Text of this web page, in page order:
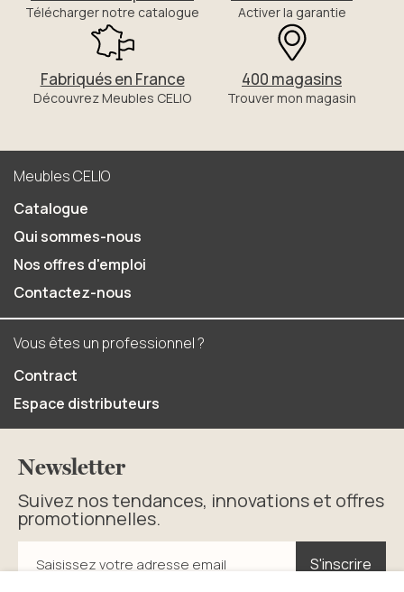
Télécharger notre catalogue Activer la garantie
Fabriqués en France
Découvrez Meubles CELIO
400 magasins
Trouver mon magasin
Meubles CELIO
Catalogue
Qui sommes-nous
Nos offres d'emploi
Contactez-nous
Vous êtes un professionnel ?
Contract
Espace distributeurs
Newsletter
Suivez nos tendances, innovations et offres
promotionnelles.
Saisissez votre adresse email S'inscrire
S'inscrire